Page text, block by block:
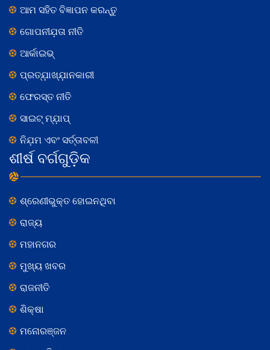
ଆମ ସହିତ ବିଜ୍ଞାପନ କରନ୍ତୁ
ଗୋପନୀଯ଼ତା ନୀତି
ଆର୍କାଇଭ୍
ପ୍ରତ୍ଯ଼ାଖ୍ଯ଼ାନକାରୀ
ଫେରସ୍ତ ନୀତି
ସାଇଟ୍ ମ୍ଯ଼ାପ୍
ନିଯ଼ମ ଏବଂ ସର୍ତ୍ତାବଳୀ
ଶୀର୍ଷ ବର୍ଗଗୁଡ଼ିକ
ଶ୍ରେଣୀଭୁକ୍ତ ହୋଇନଥିବା
ରାଜ୍ୟ
ମହାନଗର
ମୁଖ୍ୟ ଖବର
ରାଜନୀତି
ଶିକ୍ଷା
ମନୋରଞ୍ଜନ